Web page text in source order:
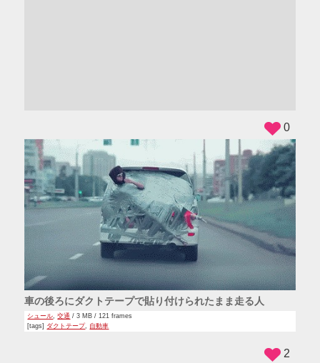
車の後ろにダクトテープで貼り付けられたまま走る人
シュール ,交通 / 3 MB / 121 frames
[tags] ダクトテープ, 自動車
0
2